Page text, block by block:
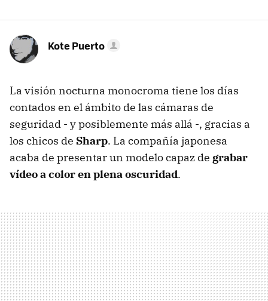
Kote Puerto
La visión nocturna monocroma tiene los días
contados en el ámbito de las cámaras de
seguridad - y posiblemente más allá -, gracias a
los chicos de Sharp. La compañía japonesa
acaba de presentar un modelo capaz de grabar
vídeo a color en plena oscuridad.